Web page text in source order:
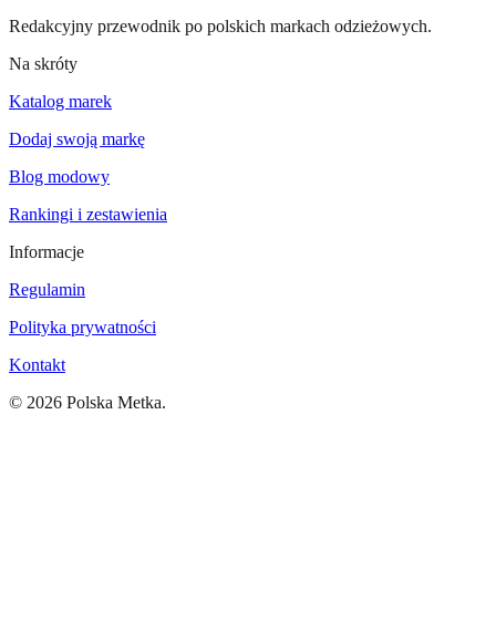
Redakcyjny przewodnik po polskich markach odzieżowych.
Na skróty
Katalog marek
Dodaj swoją markę
Blog modowy
Rankingi i zestawienia
Informacje
Regulamin
Polityka prywatności
Kontakt
© 2026 Polska Metka.